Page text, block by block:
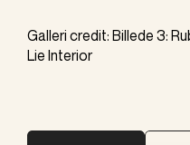
Galleri credit: Billede 3:
Lie Interior